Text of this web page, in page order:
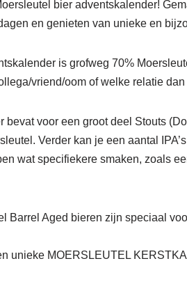
bier adventskalender!
en genieten van unieke en
is grofweg 70%
vriend/oom of welke relatie
bevat voor een groot deel Stouts
Verder kan je een aantal
wat specifiekere smaken, zoals
Barrel Aged bieren zijn speciaal
unieke MOERSLEUTEL